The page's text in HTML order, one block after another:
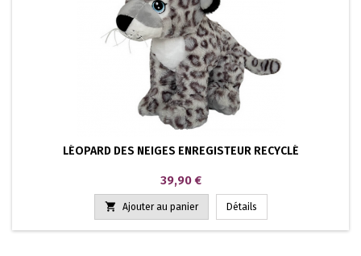
LÉOPARD DES NEIGES ENREGISTEUR RECYCLÉ
Prix
39,90 €
 Ajouter au panier Détails